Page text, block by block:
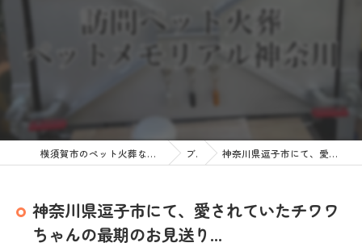
横須賀市のペット火葬なら訪問ペット火葬 ペットメモリアル神奈川 ブログ 神奈川県逗子市にて、愛されていたチワワちゃんの最期のお見送り...
神奈川県逗子市にて、愛されていたチワワ
ちゃんの最期のお見送り...